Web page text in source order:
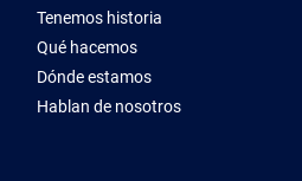
Tenemos historia
Qué hacemos
Dónde estamos
Hablan de nosotros